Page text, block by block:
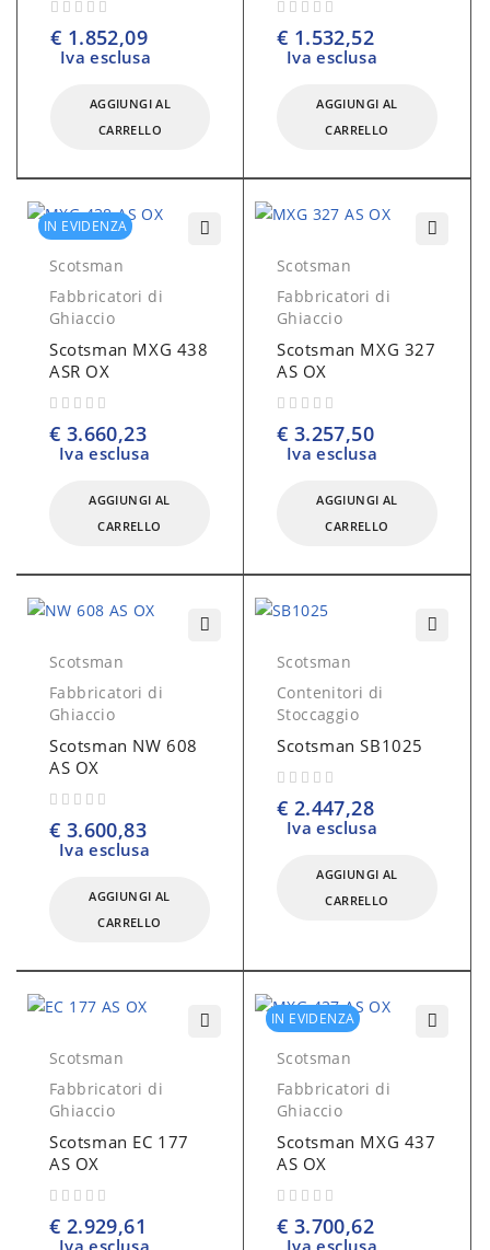
€ 1.852,09
Iva esclusa
AGGIUNGI AL
CARRELLO
€ 1.532,52
Iva esclusa
AGGIUNGI AL
CARRELLO
IN EVIDENZA
Scotsman
Fabbricatori di
Ghiaccio
Scotsman MXG 438
ASR OX
€ 3.660,23
Iva esclusa
AGGIUNGI AL
CARRELLO
Scotsman
Fabbricatori di
Ghiaccio
Scotsman MXG 327
AS OX
€ 3.257,50
Iva esclusa
AGGIUNGI AL
CARRELLO
Scotsman
Fabbricatori di
Ghiaccio
Scotsman NW 608
AS OX
€ 3.600,83
Iva esclusa
AGGIUNGI AL
CARRELLO
Scotsman
Contenitori di
Stoccaggio
Scotsman SB1025
€ 2.447,28
Iva esclusa
AGGIUNGI AL
CARRELLO
Scotsman
Fabbricatori di
Ghiaccio
Scotsman EC 177
AS OX
€ 2.929,61
Iva esclusa
IN EVIDENZA
Scotsman
Fabbricatori di
Ghiaccio
Scotsman MXG 437
AS OX
€ 3.700,62
Iva esclusa